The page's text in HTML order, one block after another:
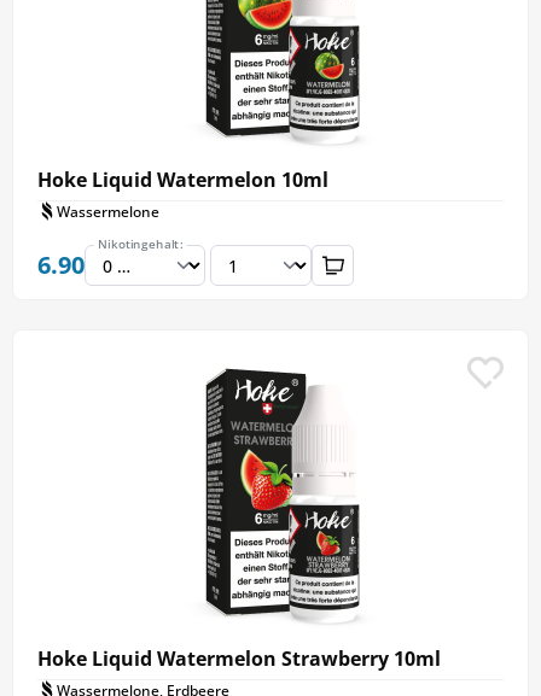
Hoke Liquid Watermelon 10ml
Wassermelone
6.90
Nikotingehalt:
Hoke Liquid Watermelon Strawberry 10ml
Wassermelone, Erdbeere